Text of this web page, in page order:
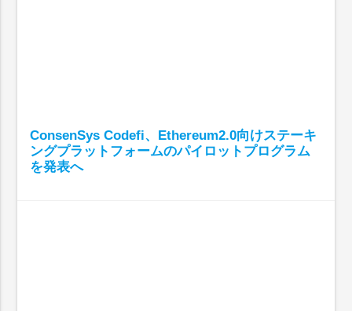
ConsenSys Codefi、Ethereum2.0向けステーキ
ングプラットフォームのパイロットプログラム
を発表へ